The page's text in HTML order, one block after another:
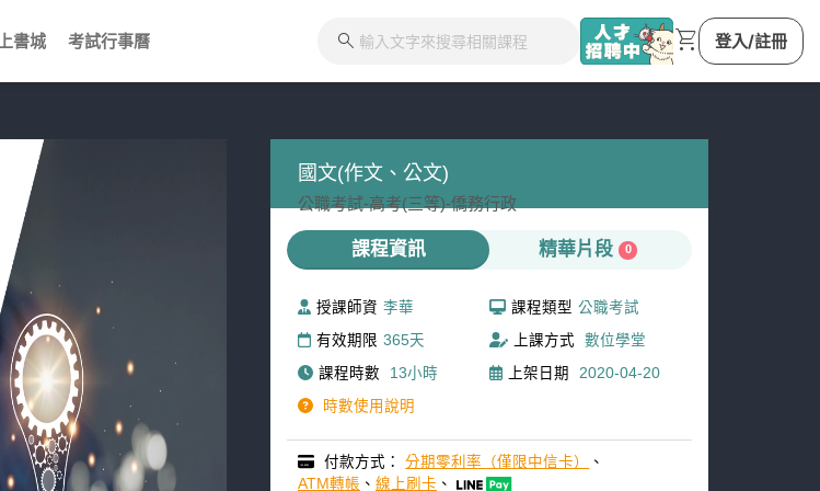
國文(作文、公文)
公職考試-高考(三等)-僑務行政
課程資訊 精華片段 0
授課師資 李華 課程類型 公職考試
有效期限 365天 上課方式
數位學堂
課程時數
13小時 上架日期
2020-04-20
時數使用說明
付款方式：分期零利率（僅限中信卡）
、
ATM轉帳 、 線上刷卡 、
書城 考試行事曆 search shopping_cart 登入/註冊